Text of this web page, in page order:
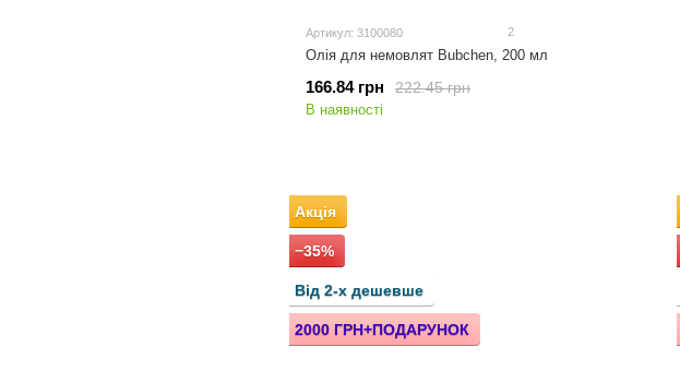
Артикул: 3100080 2
Олія для немовлят Bubchen, 200 мл
222.45 грн
166.84 грн
В наявності
Акція
−35%
Від 2-х дешевше
2000 ГРН+ПОДАРУНОК